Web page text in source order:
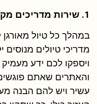
1. שירות מדריכים מקצועיים ומנוסים
במהלך כל טיול מאורגן
מדריכי טיולים
ויספקו לכם ידע
והאתרים שאתם
עשיר ויש להם הבנה